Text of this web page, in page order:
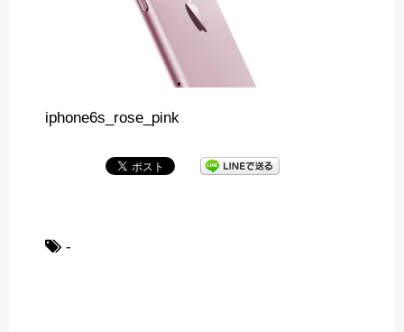
iphone6s_rose_pink
-